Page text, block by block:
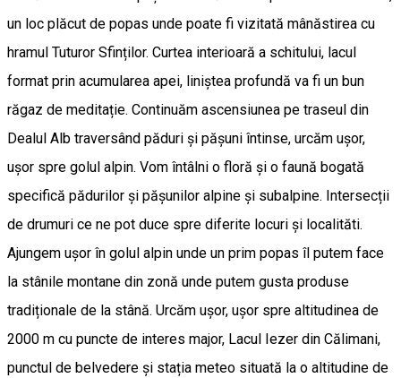
un loc plăcut de popas unde poate fi vizitată mânăstirea cu
hramul Tuturor Sfinților. Curtea interioară a schitului, lacul
format prin acumularea apei, liniștea profundă va fi un bun
răgaz de meditație. Continuăm ascensiunea pe traseul din
Dealul Alb traversând păduri și pășuni întinse, urcăm ușor,
ușor spre golul alpin. Vom întâlni o floră și o faună bogată
specifică pădurilor și pășunilor alpine și subalpine. Intersecții
de drumuri ce ne pot duce spre diferite locuri și localităti.
Ajungem ușor în golul alpin unde un prim popas îl putem face
la stânile montane din zonă unde putem gusta produse
tradiționale de la stână. Urcăm ușor, ușor spre altitudinea de
2000 m cu puncte de interes major, Lacul Iezer din Călimani,
punctul de belvedere și stația meteo situată la o altitudine de